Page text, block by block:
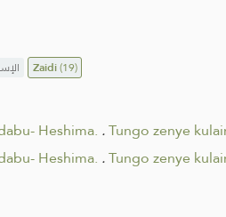
Zaidi(19)
Heshima. .Tungo zenye
Heshima. .Tungo zenye